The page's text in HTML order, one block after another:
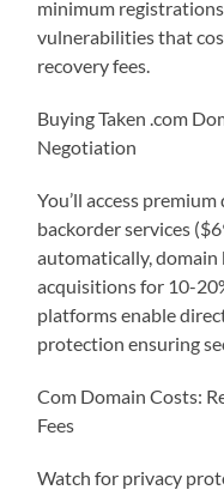
minimum
vulnerabilities that
recovery fees.
Buying Taken .com
Negotiation
You’ll access
backorder services
automatically,
acquisitions for 10-
platforms enable
protection ensuring
Com Domain Costs:
Fees
Watch for privacy